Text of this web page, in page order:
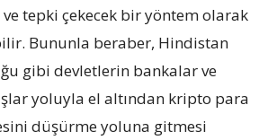
ve tepki çekecek bir yöntem olarak
Bununla beraber, Hindistan
gibi devletlerin bankalar ve
yoluyla el altından kripto para
düşürme yoluna gitmesi